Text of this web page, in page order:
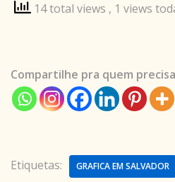
14 total views , 1 views
Compartilhe pra quem precisa
Etiquetas: GRAFICA EM SALVADOR